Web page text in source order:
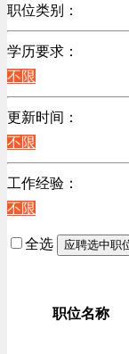
北京
广东
江苏
陕西
浙江
辽宁
上海
职位类别：
不限
机械制造/仪器仪表
计算机硬件类
销售管理类
计算机软件类
贸易/物流/仓储/采
客服及凯发娱乐网
高级管理类
电子/电器/半导体类
电力电气/能源/自
程序/语言开发类
学历要求：
不限
更新时间：
不限
工作经验：
不限
全选 应聘选中职
职位名称